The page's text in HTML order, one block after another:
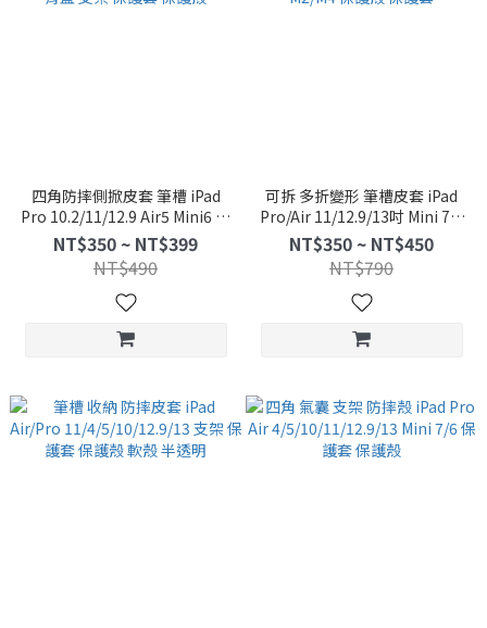
四角防摔側掀皮套 筆槽 iPad
Pro 10.2/11/12.9 Air5 Mini6 透
明背蓋 支架 保護套 保護殼
NT$350 ~ NT$399
NT$490
可拆 多折變形 筆槽皮套 iPad
Pro/Air 11/12.9/13吋 Mini 7/6
M2/M4 保護殼 保護套
NT$350 ~ NT$450
NT$790